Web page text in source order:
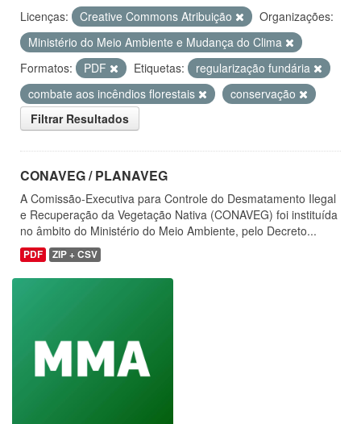
Licenças: Creative Commons Atribuição
Organizações:
Ministério do Meio Ambiente e Mudança do Clima
Formatos:
PDF Etiquetas:
regularização fundária
combate aos incêndios florestais
conservação
Filtrar Resultados
CONAVEG / PLANAVEG
A Comissão-Executiva para Controle do Desmatamento Ilegal
e Recuperação da Vegetação Nativa (CONAVEG) foi instituída
no âmbito do Ministério do Meio Ambiente, pelo Decreto...
PDF ZIP + CSV